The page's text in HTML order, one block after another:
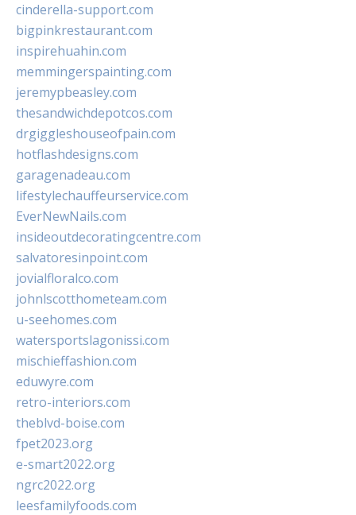
cinderella-support.com
bigpinkrestaurant.com
inspirehuahin.com
memmingerspainting.com
jeremypbeasley.com
thesandwichdepotcos.com
drgiggleshouseofpain.com
hotflashdesigns.com
garagenadeau.com
lifestylechauffeurservice.com
EverNewNails.com
insideoutdecoratingcentre.com
salvatoresinpoint.com
jovialfloralco.com
johnlscotthometeam.com
u-seehomes.com
watersportslagonissi.com
mischieffashion.com
eduwyre.com
retro-interiors.com
theblvd-boise.com
fpet2023.org
e-smart2022.org
ngrc2022.org
leesfamilyfoods.com